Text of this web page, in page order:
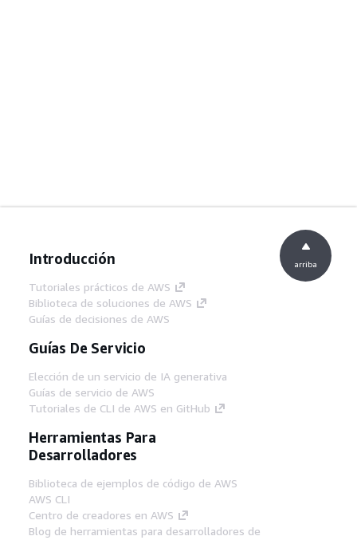
Introducción
Tutoriales prácticos de AWS
Biblioteca de soluciones de AWS
Guías de decisiones de AWS
Guías De Servicio
Elección de un servicio de IA generativa
Guías de servicio de AWS
Tutoriales de CLI de AWS en GitHub
Herramientas Para
Desarrolladores
Biblioteca de ejemplos de código de AWS
AWS CLI
Centro de creadores en AWS
Blog de herramientas para desarrolladores de
arriba